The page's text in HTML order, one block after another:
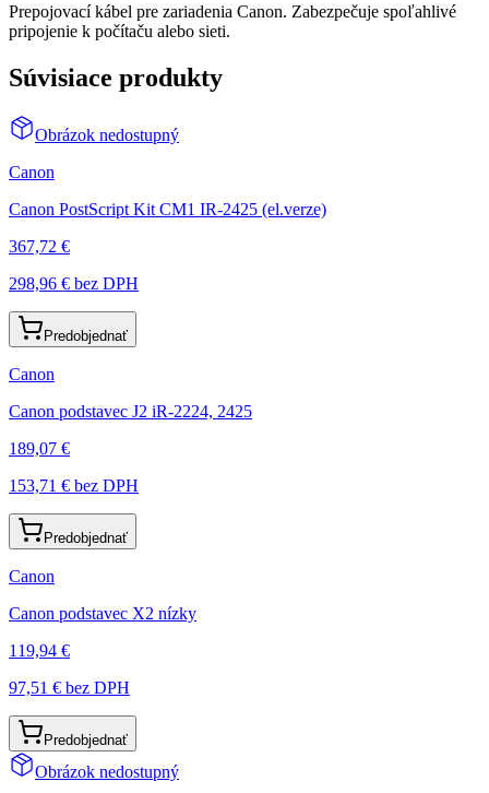
Prepojovací kábel pre zariadenia Canon. Zabezpečuje spoľahlivé
pripojenie k počítaču alebo sieti.
Súvisiace produkty
Obrázok nedostupný
Canon
Canon PostScript Kit CM1 IR-2425 (el.verze)
367,72 €
298,96 € bez DPH
Predobjednať
Canon
Canon podstavec J2 iR-2224, 2425
189,07 €
153,71 € bez DPH
Predobjednať
Canon
Canon podstavec X2 nízky
119,94 €
97,51 € bez DPH
Predobjednať
Obrázok nedostupný